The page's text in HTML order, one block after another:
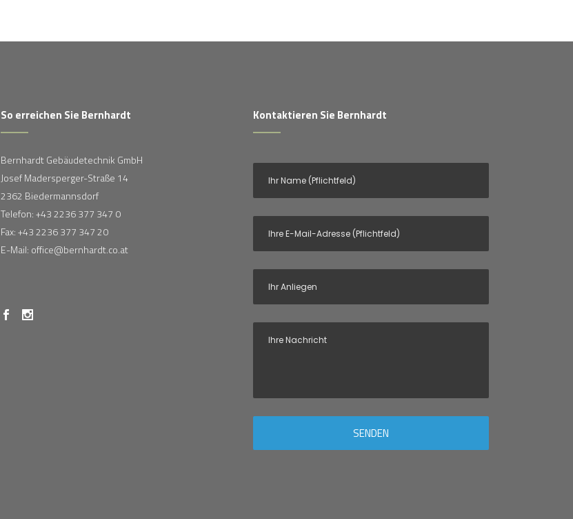
So erreichen Sie Bernhardt
Bernhardt Gebäudetechnik GmbH
Josef Madersperger-Straße 14
2362 Biedermannsdorf
Telefon: +43 2236 377 347 0
Fax: +43 2236 377 347 20
E-Mail: office@bernhardt.co.at
Kontaktieren Sie Bernhardt